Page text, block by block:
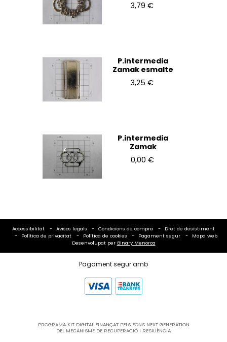
3,79 €
P.intermedia
Zamak esmalte
3,25 €
P.intermedia
Zamak
0,00 €
Accessibilitat Avisos legals Condicions de compra
Dret de desistiment
Política de privacitat
Política de cookies Pagament segur
Mapa web
Desenvolupat per Binary Menorca
Pagament segur amb
PROGRAMA KIT DIGITAL FINANÇAT PELS FONS NEXT GENERATION
DEL MECANISME DE RECUPERACIÓ I RESILIÈNCIA